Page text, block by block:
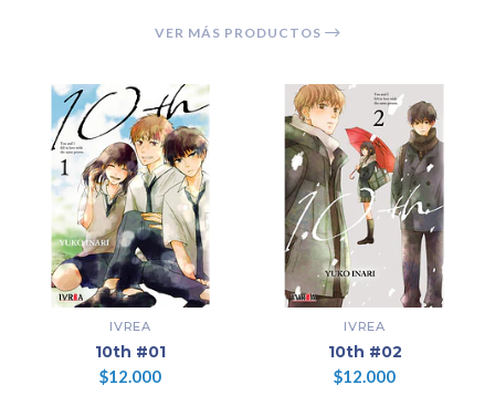
VER MÁS PRODUCTOS
IVREA
10th #01
$12.000
IVREA
10th #02
$12.000